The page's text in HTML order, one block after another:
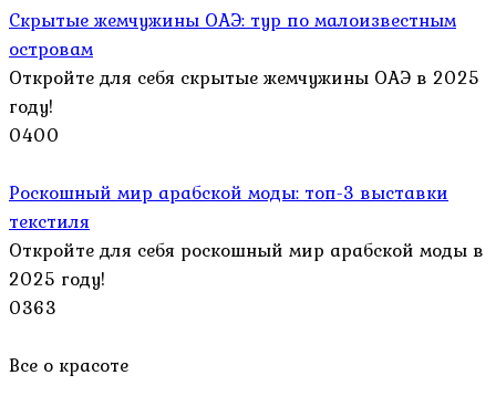
Скрытые жемчужины ОАЭ: тур по малоизвестным
островам
Откройте для себя скрытые жемчужины ОАЭ в 2025
году!
0400
Роскошный мир арабской моды: топ-3 выставки
текстиля
Откройте для себя роскошный мир арабской моды в
2025 году!
0363
Все о красоте